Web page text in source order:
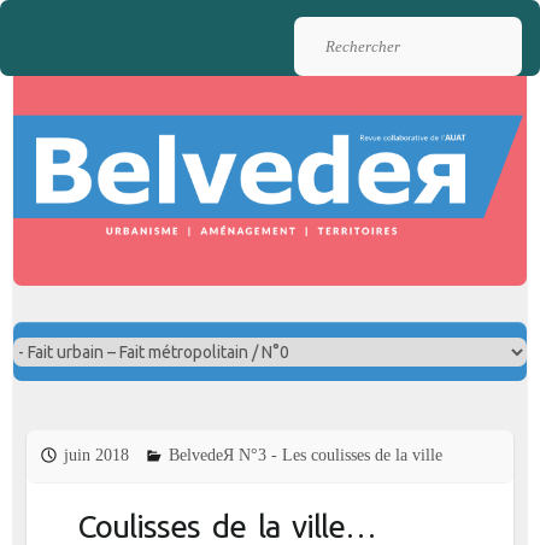
Rechercher
juin 2018 BelvedeЯ N°3 - Les coulisses de la ville
Coulisses de la ville…